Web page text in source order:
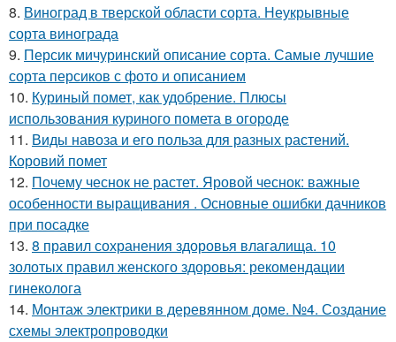
8. Виноград в тверской области сорта. Неукрывные
сорта винограда
9. Персик мичуринский описание сорта. Самые лучшие
сорта персиков с фото и описанием
10. Куриный помет, как удобрение. Плюсы
использования куриного помета в огороде
11. Виды навоза и его польза для разных растений.
Коровий помет
12. Почему чеснок не растет. Яровой чеснок: важные
особенности выращивания . Основные ошибки дачников
при посадке
13. 8 правил сохранения здоровья влагалища. 10
золотых правил женского здоровья: рекомендации
гинеколога
14. Монтаж электрики в деревянном доме. №4. Создание
схемы электропроводки